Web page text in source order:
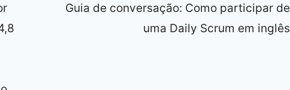
Guia de conversação: Como participar de
uma Daily Scrum em inglês